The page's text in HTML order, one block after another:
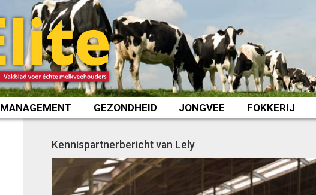
MANAGEMENT GEZONDHEID JONGVEE FOKKERIJ
Kennispartnerbericht van Lely